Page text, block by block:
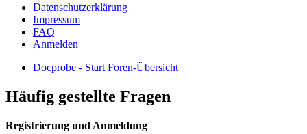
Datenschutzerklärung
Impressum
FAQ
Anmelden
Docprobe - Start Foren-Übersicht
Häufig gestellte Fragen
Registrierung und Anmeldung